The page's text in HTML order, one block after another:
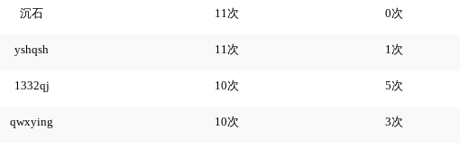
沉石 11次 0次
yshqsh 11次 1次
1332qj 10次 5次
qwxying 10次 3次